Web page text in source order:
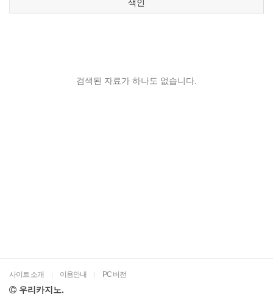
색인
검색된 자료가 하나도 없습니다.
사이트 소개 | 이용안내 | PC 버전
우리카지노.